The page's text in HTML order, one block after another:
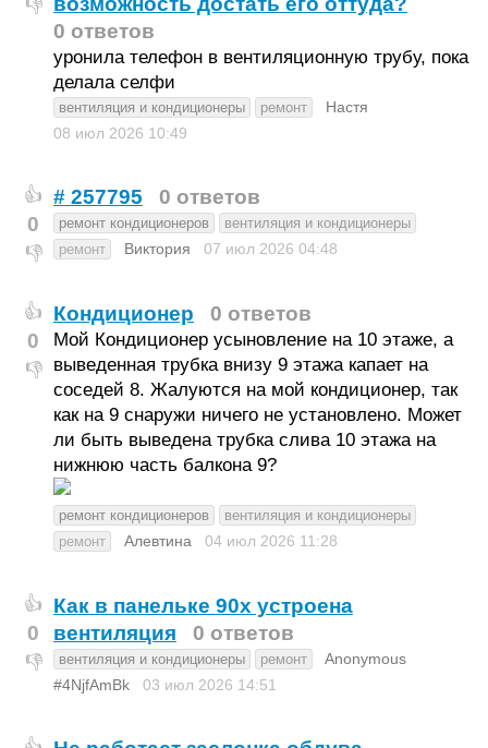
👎
0 ответов
уронила телефон в вентиляционную трубу, пока
делала селфи
вентиляция и кондиционеры ремонт
Настя
08 июл 2026 10:49
👍
0
👎
# 257795 0 ответов
ремонт кондиционеров
вентиляция и кондиционеры
ремонт
Виктория 07 июл 2026 04:48
👍
0
👎
Кондиционер 0 ответов
Мой Кондиционер усыновление на 10 этаже, а
выведенная трубка внизу 9 этажа капает на
соседей 8. Жалуются на мой кондиционер, так
как на 9 снаружи ничего не установлено. Может
ли быть выведена трубка слива 10 этажа на
нижнюю часть балкона 9?
ремонт кондиционеров
вентиляция и кондиционеры
ремонт
Алевтина 04 июл 2026 11:28
👍
0
👎
Как в панельке 90х устроена
вентиляция
0 ответов
вентиляция и кондиционеры ремонт
Anonymous
#4NjfAmBk
03 июл 2026 14:51